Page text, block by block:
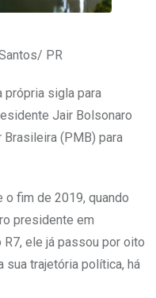
PR
própria sigla para
Jair Bolsonaro
(PMB) para
fim de 2019, quando
presidente em
ele já passou por oito
trajetória política, há